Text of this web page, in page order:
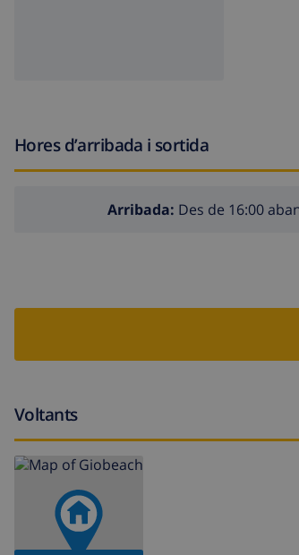
Hores d’arribada i sortida
Arribada: Des de 16:00
Voltants